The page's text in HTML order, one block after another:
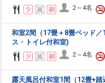
2～4名
和室2間（17畳＋8畳ベッド
ス・トイレ付和室)
2～4名
露天風呂付和室1間（12畳+